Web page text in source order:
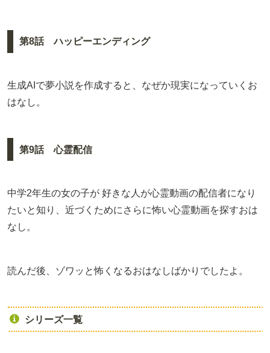
第8話 ハッピーエンディング
生成AIで夢小説を作成すると、なぜか現実になっていくお
はなし。
第9話 心霊配信
中学2年生の女の子が 好きな人が心霊動画の配信者になり
たいと知り、近づくためにさらに怖い心霊動画を探すおは
なし。
読んだ後、ゾワッと怖くなるおはなしばかりでしたよ。
シリーズ一覧